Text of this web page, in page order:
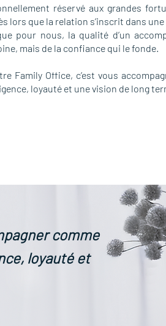
réservé aux grandes
lors que la relation s’inscrit dans
pour nous, la qualité d’un
mais de la confiance qui le fonde.
Family Office, c’est vous
loyauté et une vision de long
comme
loyauté et